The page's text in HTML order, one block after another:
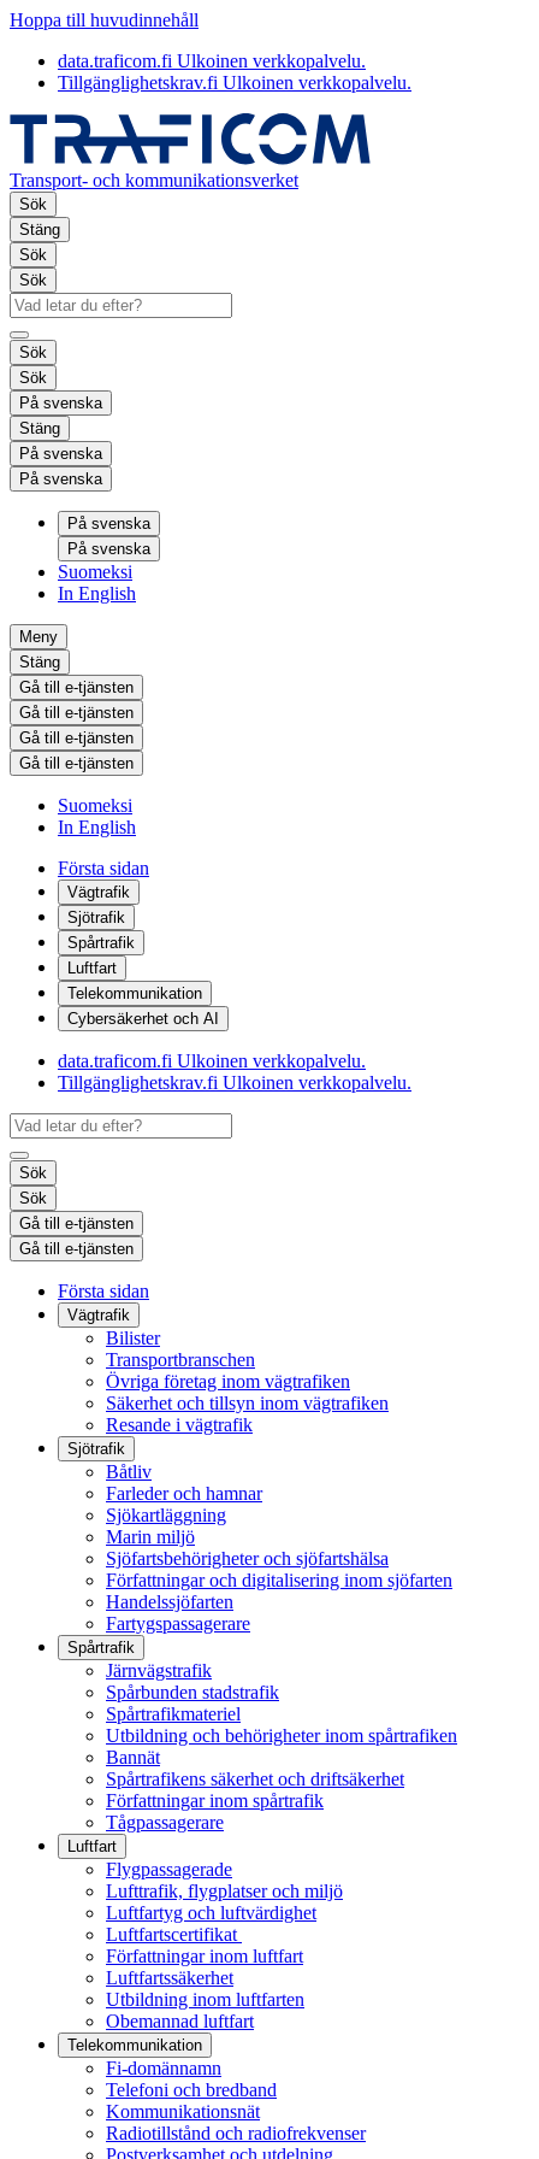
Hoppa till huvudinnehåll
data.traficom.fi Ulkoinen verkkopalvelu.
Tillgänglighetskrav.fi Ulkoinen verkkopalvelu.
Transport- och kommunikationsverket
Sök
Stäng
Sök
Sök
Sök
Sök
På svenska
Stäng
På svenska
På svenska
På svenska
På svenska
Suomeksi
In English
Meny
Stäng
Gå till e-tjänsten
Gå till e-tjänsten
Gå till e-tjänsten
Gå till e-tjänsten
Suomeksi
In English
Första sidan
Vägtrafik
Sjötrafik
Spårtrafik
Luftfart
Telekommunikation
Cybersäkerhet och AI
data.traficom.fi Ulkoinen verkkopalvelu.
Tillgänglighetskrav.fi Ulkoinen verkkopalvelu.
Sök
Sök
Gå till e-tjänsten
Gå till e-tjänsten
Första sidan
Vägtrafik
Bilister
Transportbranschen
Övriga företag inom vägtrafiken
Säkerhet och tillsyn inom vägtrafiken
Resande i vägtrafik
Sjötrafik
Båtliv
Farleder och hamnar
Sjökartläggning
Marin miljö
Sjöfartsbehörigheter och sjöfartshälsa
Författningar och digitalisering inom sjöfarten
Handelssjöfarten
Fartygspassagerare
Spårtrafik
Järnvägstrafik
Spårbunden stadstrafik
Spårtrafikmateriel
Utbildning och behörigheter inom spårtrafiken
Bannät
Spårtrafikens säkerhet och driftsäkerhet
Författningar inom spårtrafik
Tågpassagerare
Luftfart
Flygpassagerade
Lufttrafik, flygplatser och miljö
Luftfartyg och luftvärdighet
Luftfartscertifikat
Författningar inom luftfart
Luftfartssäkerhet
Utbildning inom luftfarten
Obemannad luftfart
Telekommunikation
Fi-domännamn
Telefoni och bredband
Kommunikationsnät
Radiotillstånd och radiofrekvenser
Postverksamhet och utdelning